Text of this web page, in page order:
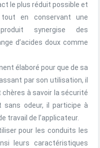
le plus réduit possible et
tout en conservant une
synergise des
d’acides doux comme
élaboré pour que de sa
par son utilisation, il
à savoir la sécurité
sans odeur, il participe à
travail de l’applicateur.
pour les conduits les
leurs caractéristiques